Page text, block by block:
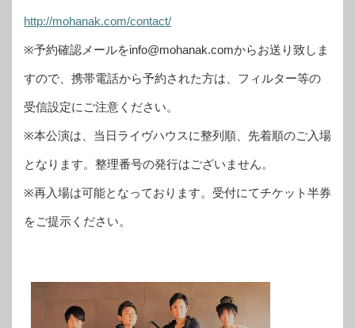
http://mohanak.com/contact/
※予約確認メールをinfo@mohanak.comからお送り致しま
すので、携帯電話から予約された方は、フィルター等の
受信設定にご注意ください。
※本公演は、当日ライヴハウスに整列順、先着順のご入場
となります。整理番号の発行はございません。
※再入場は可能となっております。受付にてチケット半券
をご提示ください。